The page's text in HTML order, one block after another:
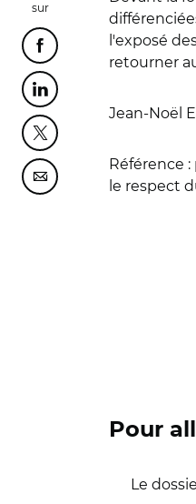
sur
Partager cette page sur
Partager cette page
Partager cette page
Partager cette page
l'exposé
retourner
Jean-Noël
Référence :
le respect
Pour
Le